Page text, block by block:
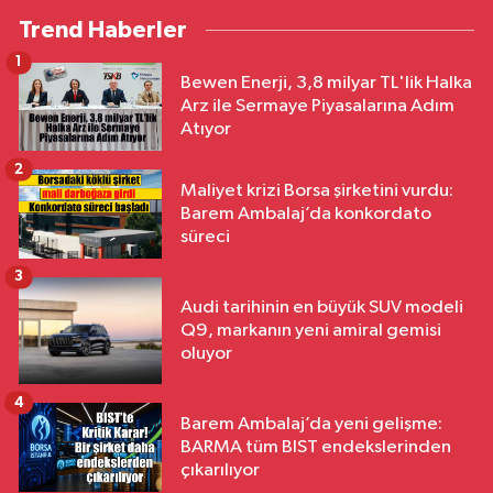
Trend Haberler
Bewen Enerji, 3,8 milyar TL'lik Halka
Arz ile Sermaye Piyasalarına Adım
Atıyor
1
Maliyet krizi Borsa şirketini vurdu:
Barem Ambalaj’da konkordato
süreci
2
Audi tarihinin en büyük SUV modeli
Q9, markanın yeni amiral gemisi
oluyor
3
Barem Ambalaj’da yeni gelişme:
BARMA tüm BIST endekslerinden
çıkarılıyor
4